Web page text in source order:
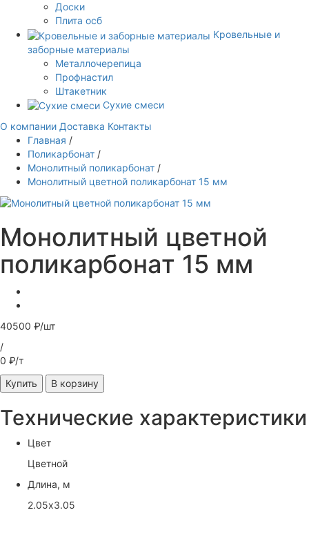
Доски
Плита осб
Кровельные и
заборные материалы
Металлочерепица
Профнастил
Штакетник
Сухие смеси
О компании Доставка Контакты
Главная /
Поликарбонат /
Монолитный поликарбонат /
Монолитный цветной поликарбонат 15 мм
Монолитный цветной
поликарбонат 15 мм
40500 ₽/шт
/
0 ₽/т
Купить
В корзину
Технические характеристики
Цвет
Цветной
Длина, м
2.05х3.05